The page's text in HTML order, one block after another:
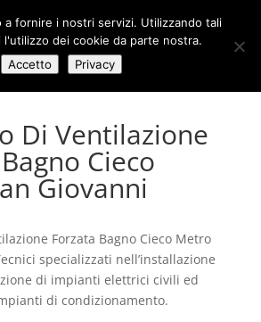
Di Ventilazione
Cieco
Giovanni
Forzata Bagno Cieco Metro
specializzati nell’installazione
di impianti elettrici civili ed
di condizionamento.
a fornire i nostri servizi. Utilizzando tali
dei cookie da parte nostra.
Accetto
Privacy